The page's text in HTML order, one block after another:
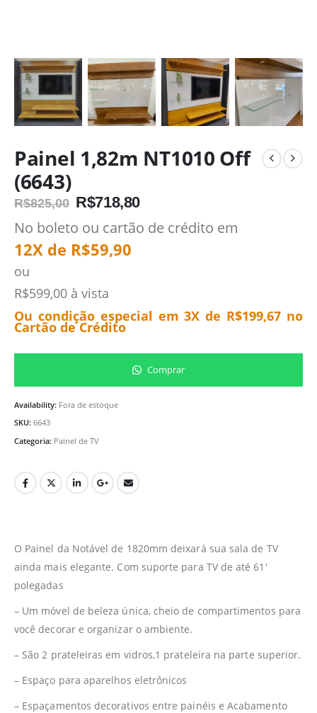
Painel 1,82m NT1010 Off
(6643)
R$825,00 R$718,80
No boleto ou cartão de crédito em
12X de R$59,90
ou
R$599,00 à vista
Ou condição especial em 3X de R$199,67 no
Cartão de Crédito
Comprar
Availability: Fora de estoque
SKU: 6643
Categoria: Painel de TV
O Painel da Notável de 1820mm deixará sua sala de TV
ainda mais elegante. Com suporte para TV de até 61′
polegadas
– Um móvel de beleza única, cheio de compartimentos para
você decorar e organizar o ambiente.
– São 2 prateleiras em vidros,1 prateleira na parte superior.
– Espaço para aparelhos eletrônicos
– Espaçamentos decorativos entre painéis e Acabamento